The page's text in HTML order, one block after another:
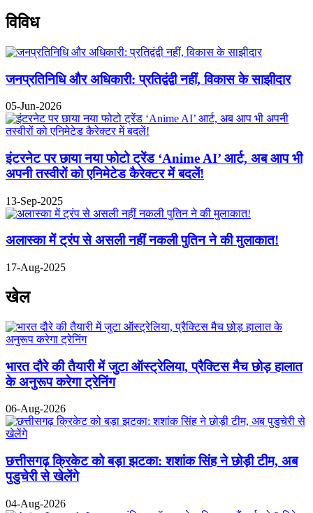
विविध
जनप्रतिनिधि और अधिकारी: प्रतिद्वंद्वी नहीं, विकास के साझीदार
05-Jun-2026
इंटरनेट पर छाया नया फोटो ट्रेंड ‘Anime AI’ आर्ट, अब आप भी
अपनी तस्वीरों को एनिमेटेड कैरेक्टर में बदलें!
13-Sep-2025
अलास्का में ट्रंप से असली नहीं नकली पुतिन ने की मुलाकात!
17-Aug-2025
खेल
भारत दौरे की तैयारी में जुटा ऑस्ट्रेलिया, प्रैक्टिस मैच छोड़ हालात
के अनुरूप करेगा ट्रेनिंग
06-Aug-2026
छत्तीसगढ़ क्रिकेट को बड़ा झटका: शशांक सिंह ने छोड़ी टीम, अब
पुडुचेरी से खेलेंगे
04-Aug-2026